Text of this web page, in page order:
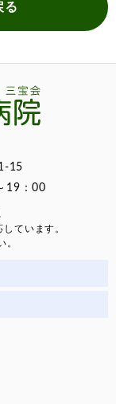
る
15
19：00
ています。
。